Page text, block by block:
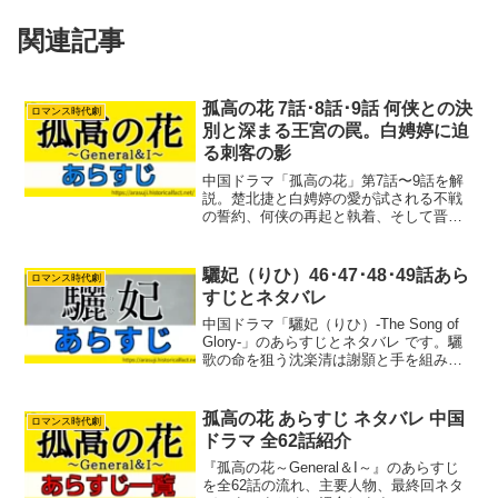
関連記事
ロマンス時代劇
孤高の花 7話･8話･9話 何侠との決
別と深まる王宮の罠。白娉婷に迫
る刺客の影
中国ドラマ「孤高の花」第7話〜9話を解
説。楚北捷と白娉婷の愛が試される不戦
の誓約、何侠の再起と執着、そして晋王
の想いを確信する感動の名場面や、宮廷
の闇を予感させる金丹の謎まで、中盤の
大きな転換点となる見どころをまとめま
した。
ロマンス時代劇
驪妃（りひ）46･47･48･49話あら
すじとネタバレ
中国ドラマ「驪妃（りひ）-The Song of
Glory-」のあらすじとネタバレ です。驪
歌の命を狙う沈楽清は謝顥と手を組みま
沈夫人の手紙を偽造して沈将軍親子をお
び...
ロマンス時代劇
孤高の花 あらすじ ネタバレ 中国
ドラマ 全62話紹介
『孤高の花～General＆I～』のあらすじ
を全62話の流れ、主要人物、最終回ネタ